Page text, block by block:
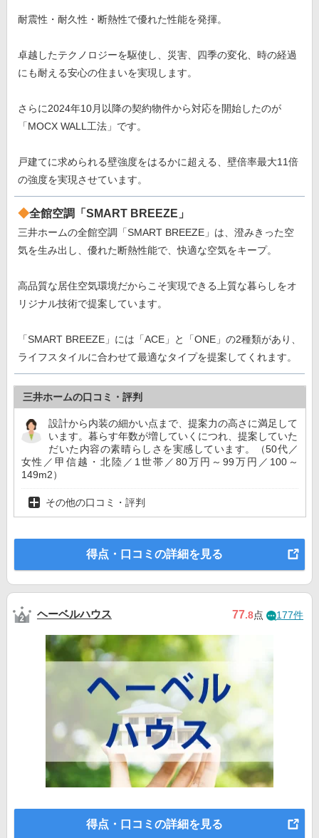
耐震性・耐久性・断熱性で優れた性能を発揮。
卓越したテクノロジーを駆使し、災害、四季の変化、時の経過
にも耐える安心の住まいを実現します。
さらに2024年10月以降の契約物件から対応を開始したのが
「MOCX WALL工法」です。
戸建てに求められる壁強度をはるかに超える、壁倍率最大11倍
の強度を実現させています。
全館空調「SMART BREEZE」
三井ホームの全館空調「SMART BREEZE」は、澄みきった空
気を生み出し、優れた断熱性能で、快適な空気をキープ。
高品質な居住空気環境だからこそ実現できる上質な暮らしをオ
リジナル技術で提案しています。
「SMART BREEZE」には「ACE」と「ONE」の2種類があり、
ライフスタイルに合わせて最適なタイプを提案してくれます。
三井ホームの口コミ・評判
設計から内装の細かい点まで、提案力の高さに満足して
います。暮らす年数が増していくにつれ、提案していた
だいた内容の素晴らしさを実感しています。（50代／
女性／甲信越・北陸／1世帯／80万円～99万円／100～
149m2）
その他の口コミ・評判
得点・口コミの詳細を見る
ヘーベルハウス 77.8点 177件
得点・口コミの詳細を見る